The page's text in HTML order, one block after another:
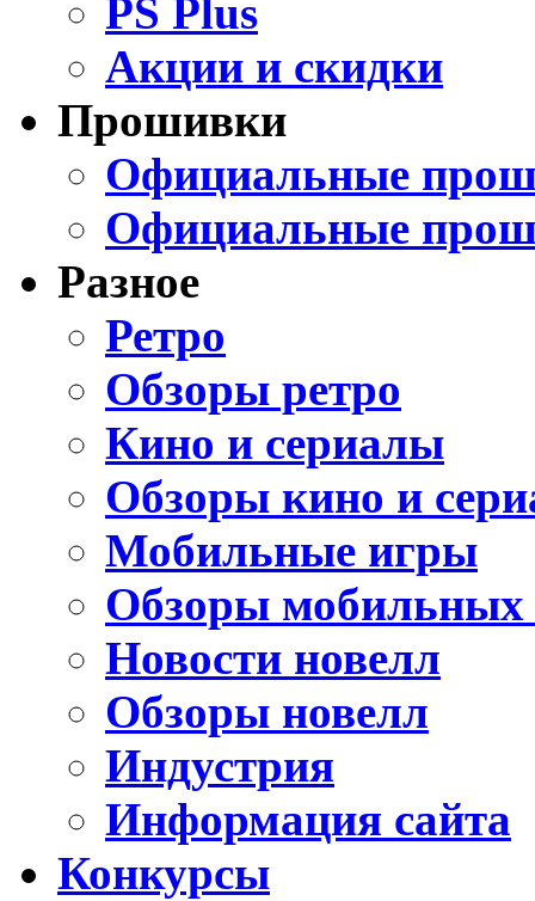
PS Plus
Акции и скидки
Прошивки
Официальные
Официальные
Разное
Ретро
Обзоры ретро
Кино и сериалы
Обзоры кино и
Мобильные игры
Обзоры мобильных
Новости новелл
Обзоры новелл
Индустрия
Информация сайта
Конкурсы